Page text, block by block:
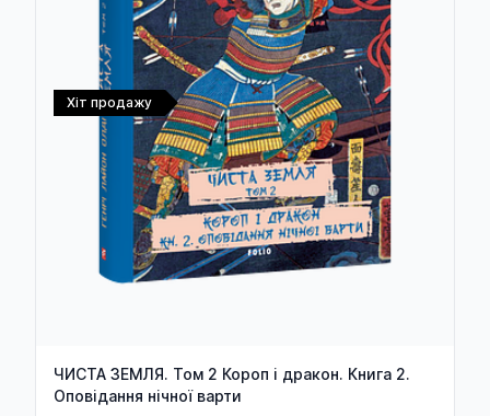
Хіт продажу
ЧИСТА ЗЕМЛЯ. Том 2 Короп і дракон. Книга 2.
Оповідання нічної варти